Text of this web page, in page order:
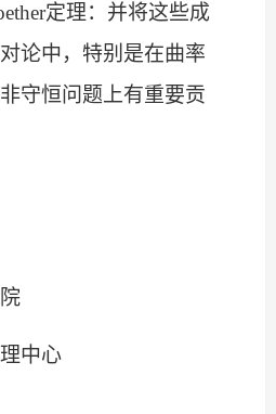
定理：并将这些成
论中，特别是在曲率
守恒问题上有重要贡
中心